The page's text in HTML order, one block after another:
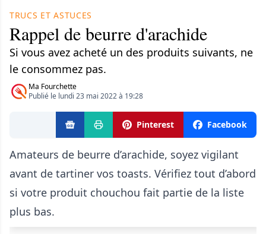
TRUCS ET ASTUCES
Rappel de beurre d'arachide
Si vous avez acheté un des produits suivants, ne
le consommez pas.
Ma Fourchette
Publié le lundi 23 mai 2022 à 19:28
Pinterest Facebook
Amateurs de beurre d’arachide, soyez vigilant
avant de tartiner vos toasts. Vérifiez tout d’abord
si votre produit chouchou fait partie de la liste
plus bas.